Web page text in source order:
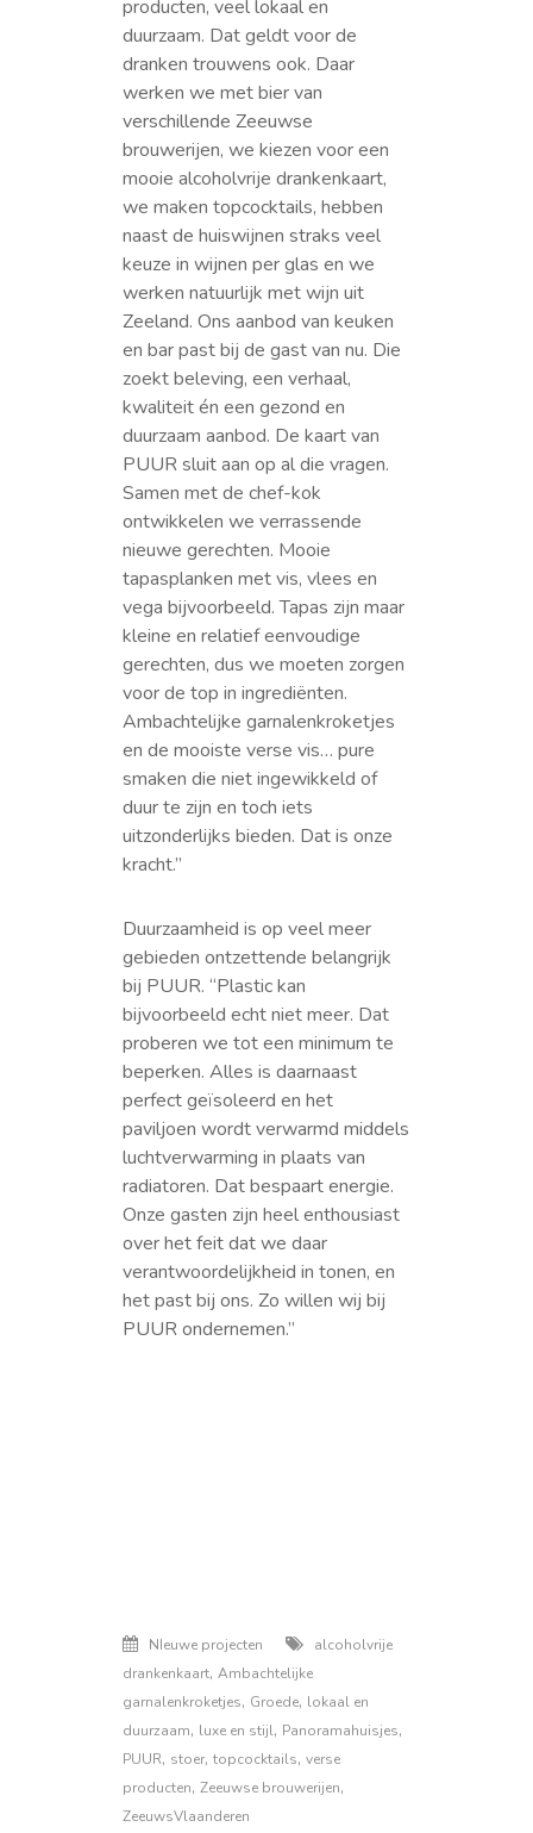
producten, veel lokaal en
duurzaam. Dat geldt voor de
dranken trouwens ook. Daar
werken we met bier van
verschillende Zeeuwse
brouwerijen, we kiezen voor een
mooie alcoholvrije drankenkaart,
we maken topcocktails, hebben
naast de huiswijnen straks veel
keuze in wijnen per glas en we
werken natuurlijk met wijn uit
Zeeland. Ons aanbod van keuken
en bar past bij de gast van nu. Die
zoekt beleving, een verhaal,
kwaliteit én een gezond en
duurzaam aanbod. De kaart van
PUUR sluit aan op al die vragen.
Samen met de chef-kok
ontwikkelen we verrassende
nieuwe gerechten. Mooie
tapasplanken met vis, vlees en
vega bijvoorbeeld. Tapas zijn maar
kleine en relatief eenvoudige
gerechten, dus we moeten zorgen
voor de top in ingrediënten.
Ambachtelijke garnalenkroketjes
en de mooiste verse vis… pure
smaken die niet ingewikkeld of
duur te zijn en toch iets
uitzonderlijks bieden. Dat is onze
kracht.”
Duurzaamheid is op veel meer
gebieden ontzettende belangrijk
bij PUUR. “Plastic kan
bijvoorbeeld echt niet meer. Dat
proberen we tot een minimum te
beperken. Alles is daarnaast
perfect geïsoleerd en het
paviljoen wordt verwarmd middels
luchtverwarming in plaats van
radiatoren. Dat bespaart energie.
Onze gasten zijn heel enthousiast
over het feit dat we daar
verantwoordelijkheid in tonen, en
het past bij ons. Zo willen wij bij
PUUR ondernemen.”
NIeuwe projecten
alcoholvrije
drankenkaart,Ambachtelijke
garnalenkroketjes, Groede, lokaal en
duurzaam, luxe en stijl, Panoramahuisjes,
PUUR, stoer,topcocktails,verse
producten,Zeeuwse brouwerijen,
ZeeuwsVlaanderen